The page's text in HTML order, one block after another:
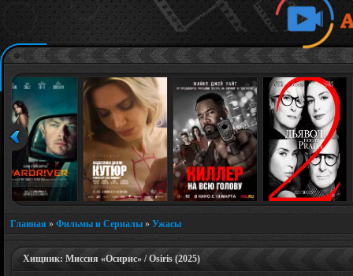
Главная » Фильмы и Сериалы » Ужасы
Хищник: Миссия «Осирис» / Osiris (2025)